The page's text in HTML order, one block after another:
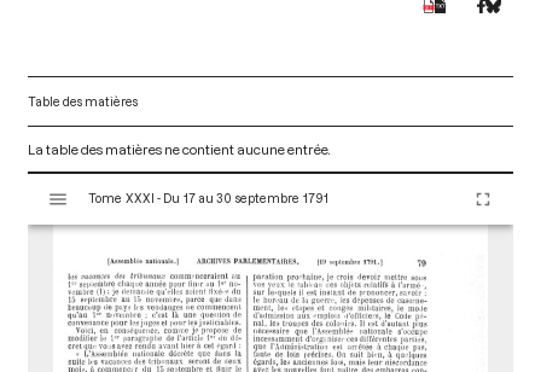
Table des matières
La table des matières ne contient aucune entrée.
s
Tome XXXI - Du 17 au 30 septembre 1791